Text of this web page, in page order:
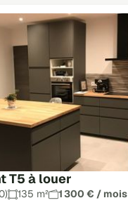
T5 à louer
135 m² 1 300 € / mois